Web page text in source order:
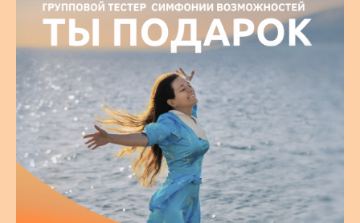
Скоро в расписании
О групповом тестере симфонии